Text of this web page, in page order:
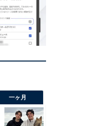
一ヶ月